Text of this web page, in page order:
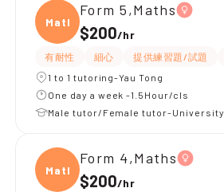
Maths
Form 5,Maths
$200/hr
有耐性 細心 提供練習題/試題
1 to 1 tutoring-Yau Tong
One day a week -1.5Hour/cls
Male tutor/Female tutor-University
Maths
Form 4,Maths
$200/hr